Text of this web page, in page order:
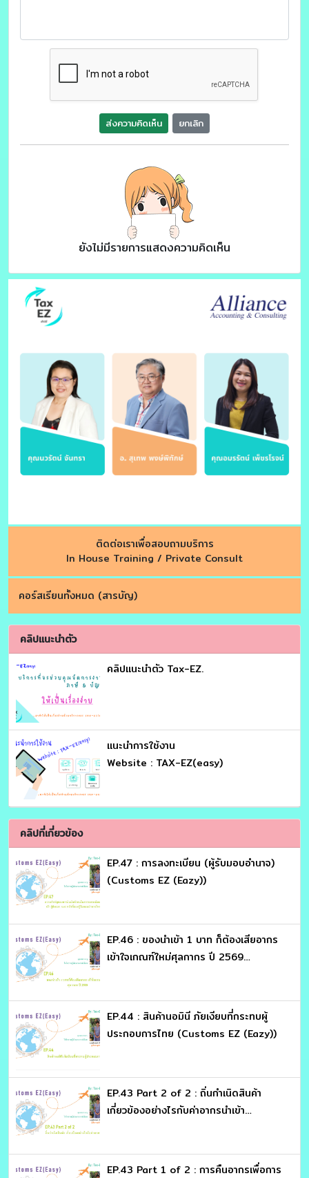
ส่งความคิดเห็น ยกเลิก
ยังไม่มีรายการแสดงความคิดเห็น
ติดต่อเราเพื่อสอบถามบริการ
In House Training / Private Consult
คอร์สเรียนทั้งหมด (สารบัญ)
คลิปแนะนำตัว
คลิปแนะนำตัว Tax-EZ.
เเนะนำการใช้งาน
Website : TAX-EZ(easy)
คลิปที่เกี่ยวข้อง
EP.47 : การลงทะเบียน (ผู้รับมอบอำนาจ)
(Customs EZ (Eazy))
EP.46 : ของนำเข้า 1 บาท ก็ต้องเสียอากร
เข้าใจเกณฑ์ใหม่ศุลกากร ปี 2569
EP.44 : สินค้านอมินี ภัยเงียบที่กระทบผู้
ประกอบการไทย (Customs EZ (Eazy))
EP.43 Part 2 of 2 : ถิ่นกำเนิดสินค้า
เกี่ยวข้องอย่างไรกับค่าอากรนำเข้า
EP.43 Part 1 of 2 : การคืนอากรเพื่อการ